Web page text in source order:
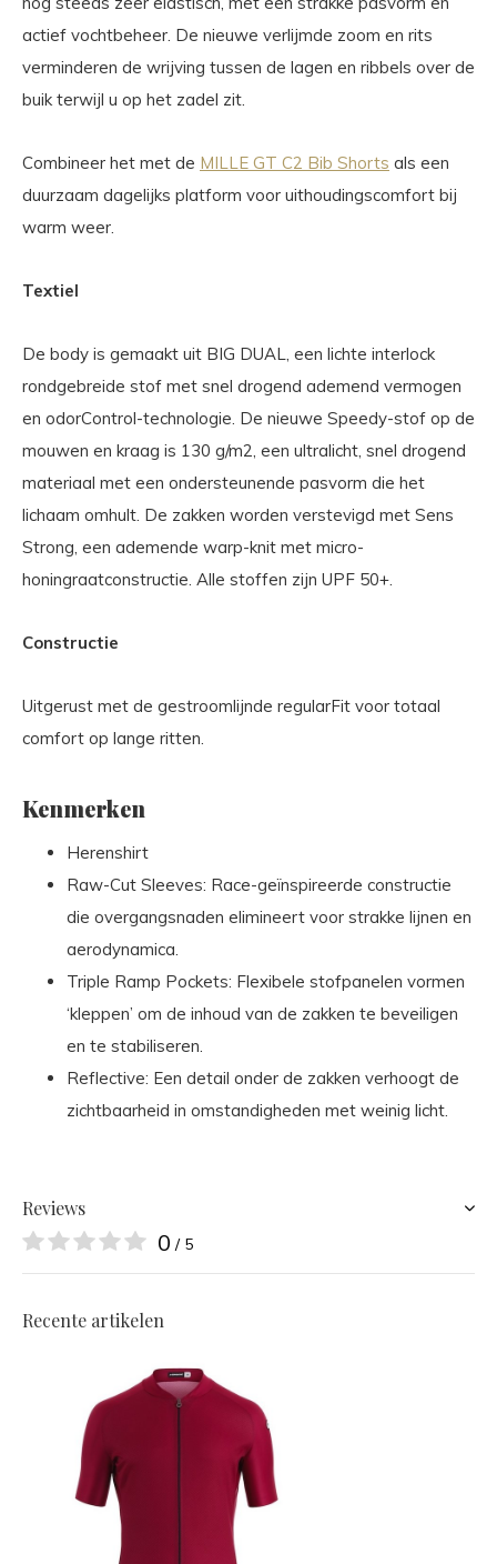
actief vochtbeheer. De nieuwe verlijmde zoom en rits
verminderen de wrijving tussen de lagen en ribbels over de
buik terwijl u op het zadel zit.
Combineer het met de MILLE GT C2 Bib Shorts als een
duurzaam dagelijks platform voor uithoudingscomfort bij
warm weer.
Textiel
De body is gemaakt uit BIG DUAL, een lichte interlock
rondgebreide stof met snel drogend ademend vermogen
en odorControl-technologie. De nieuwe Speedy-stof op de
mouwen en kraag is 130 g/m2, een ultralicht, snel drogend
materiaal met een ondersteunende pasvorm die het
lichaam omhult. De zakken worden verstevigd met Sens
Strong, een ademende warp-knit met micro-
honingraatconstructie. Alle stoffen zijn UPF 50+.
Constructie
Uitgerust met de gestroomlijnde regularFit voor totaal
comfort op lange ritten.
Kenmerken
Herenshirt
Raw-Cut Sleeves: Race-geïnspireerde constructie
die overgangsnaden elimineert voor strakke lijnen en
aerodynamica.
Triple Ramp Pockets: Flexibele stofpanelen vormen
‘kleppen’ om de inhoud van de zakken te beveiligen
en te stabiliseren.
Reflective: Een detail onder de zakken verhoogt de
zichtbaarheid in omstandigheden met weinig licht.
Reviews
0 / 5
Recente artikelen